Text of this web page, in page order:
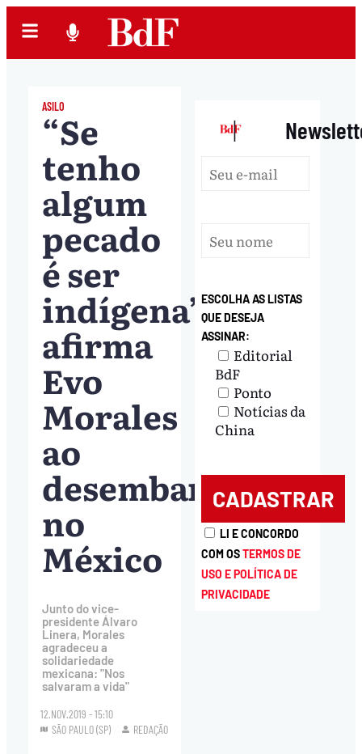
ASILO
“Se
tenho
algum
pecado
é ser
indígena”,
afirma
Evo
Morales
ao
desembarcar
no
México
Junto do vice-
presidente Álvaro
Linera, Morales
agradeceu a
solidariedade
mexicana: "Nos
salvaram a vida"
12.NOV.2019 - 15:10
SÃO PAULO (SP)
REDAÇÃO
|
ESCOLHA AS LISTAS
QUE DESEJA
ASSINAR:
Editorial
BdF
Ponto
Notícias da
China
LI E CONCORDO
COM OSTERMOS DE
USO E POLÍTICA DE
PRIVACIDADE